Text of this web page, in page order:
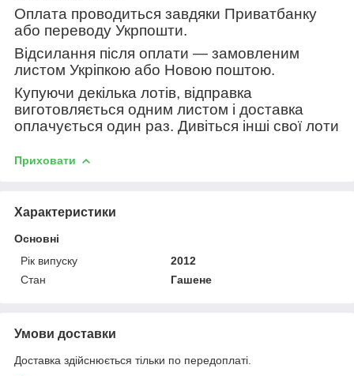
Оплата проводиться завдяки Приватбанку
або переводу Укрпошти.
Відсилання після оплати — замовленим
листом Укріпкою або Новою поштою.
Купуючи декілька лотів, відправка
виготовляється одним листом і доставка
оплачується один раз. Дивіться інші свої лоти
Приховати
Характеристики
Основні
Рік випуску
2012
Стан
Гашене
Умови доставки
Доставка здійснюється тільки по передоплаті.